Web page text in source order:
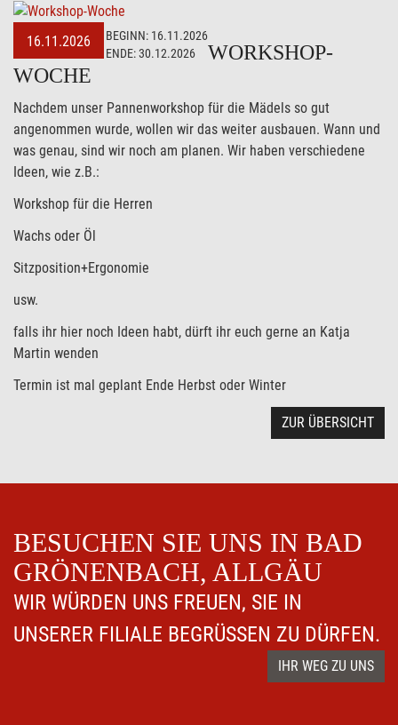
16.11.2026 BEGINN: 16.11.2026
ENDE:30.12.2026
WORKSHOP-
WOCHE
Nachdem unser Pannenworkshop für die Mädels so gut
angenommen wurde, wollen wir das weiter ausbauen. Wann und
was genau, sind wir noch am planen. Wir haben verschiedene
Ideen, wie z.B.:
Workshop für die Herren
Wachs oder Öl
Sitzposition+Ergonomie
usw.
falls ihr hier noch Ideen habt, dürft ihr euch gerne an Katja
Martin wenden
Termin ist mal geplant Ende Herbst oder Winter
ZUR ÜBERSICHT
BESUCHEN SIE UNS IN BAD
GRÖNENBACH, ALLGÄU
WIR WÜRDEN UNS FREUEN, SIE IN
UNSERER FILIALE BEGRÜSSEN ZU DÜRFEN.
IHR WEG ZU UNS